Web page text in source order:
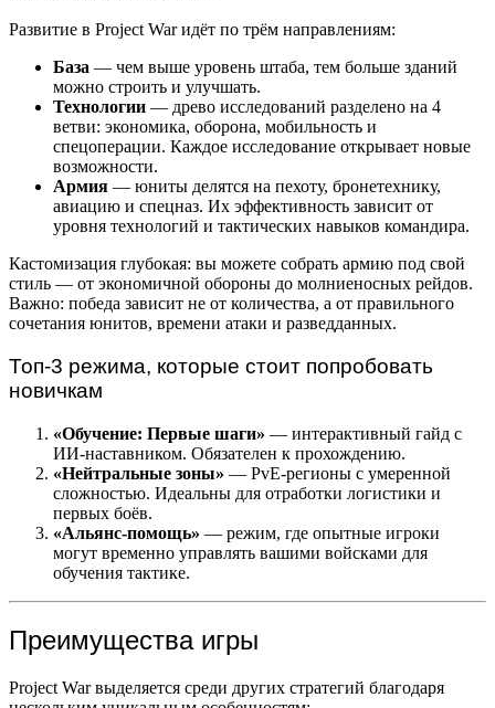
Развитие в Project War идёт по трём направлениям:
База — чем выше уровень штаба, тем больше зданий
можно строить и улучшать.
Технологии — древо исследований разделено на 4
ветви: экономика, оборона, мобильность и
спецоперации. Каждое исследование открывает новые
возможности.
Армия — юниты делятся на пехоту, бронетехнику,
авиацию и спецназ. Их эффективность зависит от
уровня технологий и тактических навыков командира.
Кастомизация глубокая: вы можете собрать армию под свой
стиль — от экономичной обороны до молниеносных рейдов.
Важно: победа зависит не от количества, а от правильного
сочетания юнитов, времени атаки и разведданных.
Топ-3 режима, которые стоит попробовать
новичкам
«Обучение: Первые шаги» — интерактивный гайд с
ИИ-наставником. Обязателен к прохождению.
«Нейтральные зоны» — PvE-регионы с умеренной
сложностью. Идеальны для отработки логистики и
первых боёв.
«Альянс-помощь» — режим, где опытные игроки
могут временно управлять вашими войсками для
обучения тактике.
Преимущества игры
Project War выделяется среди других стратегий благодаря